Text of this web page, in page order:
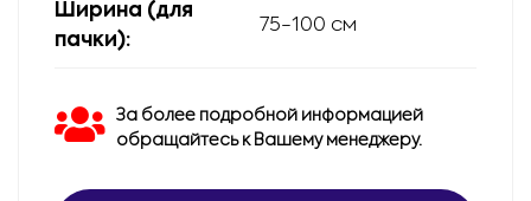
Ширина (для
пачки):
75-100 см
За более подробной информацией
обращайтесь к Вашему менеджеру.